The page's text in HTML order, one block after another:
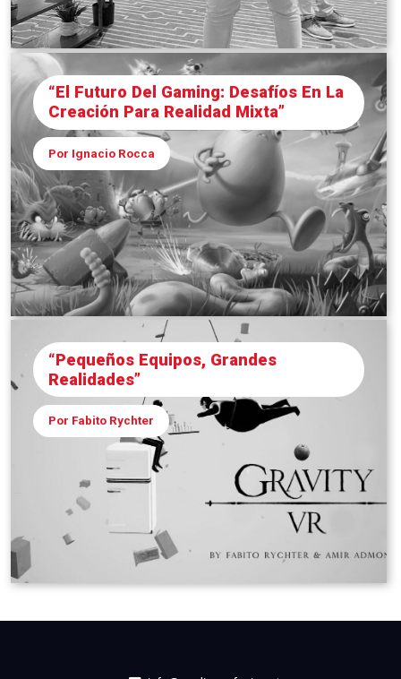
“El Futuro Del Gaming: Desafíos En La
Creación Para Realidad Mixta”
Por Ignacio Rocca
“Pequeños Equipos, Grandes
Realidades”
Por Fabito Rychter